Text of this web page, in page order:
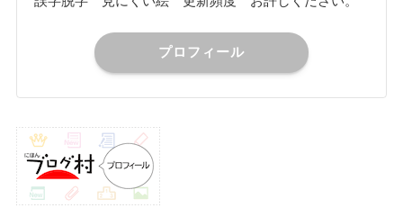
プロフィール